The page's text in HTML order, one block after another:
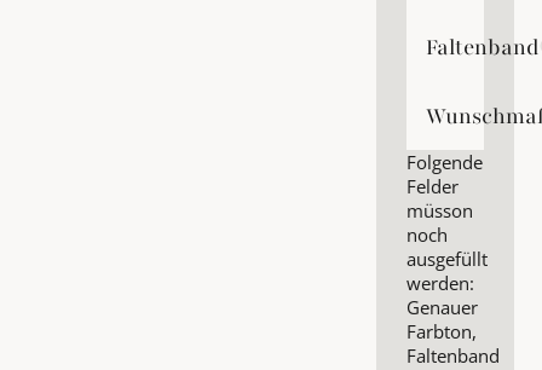
Faltenband
Faltenband
Wunschmaß
Folgende
Felder
müsson
noch
ausgefüllt
werden:
Genauer
Farbton,
Faltenband